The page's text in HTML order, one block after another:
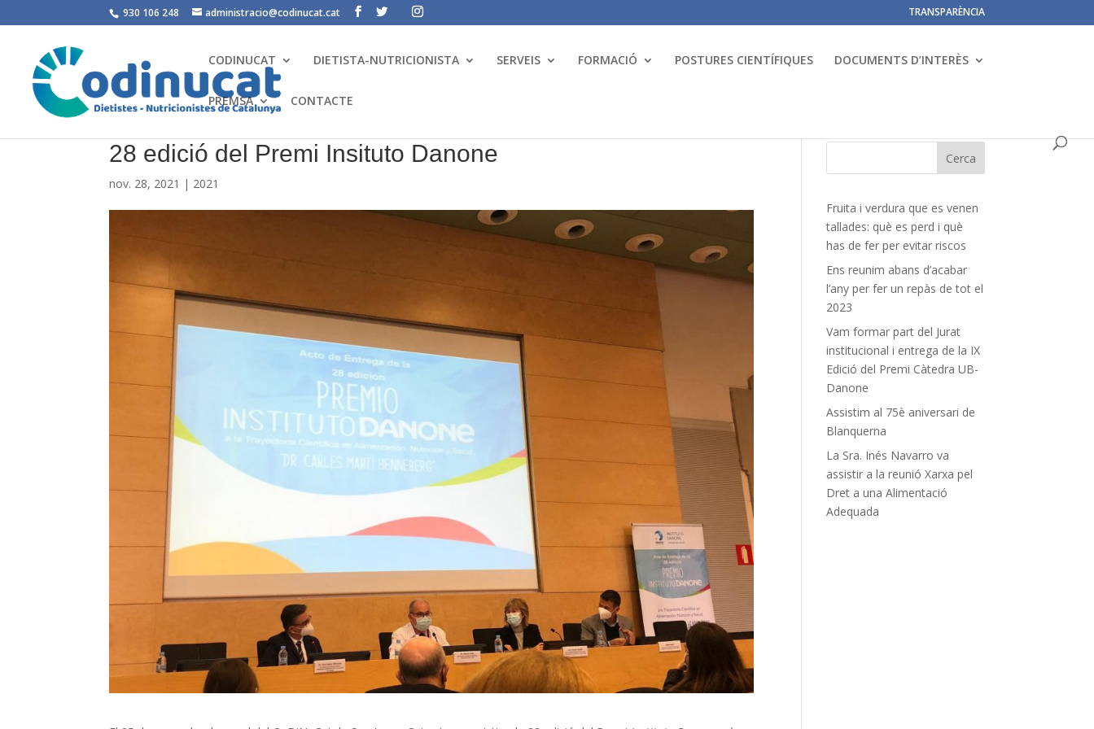
930 106 248 administracio@codinucat.cat TRANSPARÈNCIA
CODINUCAT DIETISTA-NUTRICIONISTA SERVEIS FORMACIÓ POSTURES CIENTÍFIQUES DOCUMENTS D’INTERÈS
PREMSA CONTACTE
28 edició del Premi Insituto Danone
nov. 28, 2021 | 2021
Fruita i verdura que es venen
tallades: què es perd i què
has de fer per evitar riscos
Ens reunim abans d’acabar
l’any per fer un repàs de tot el
2023
Vam formar part del Jurat
institucional i entrega de la IX
Edició del Premi Càtedra UB-
Danone
Assistim al 75è aniversari de
Blanquerna
La Sra. Inés Navarro va
assistir a la reunió Xarxa pel
Dret a una Alimentació
Adequada